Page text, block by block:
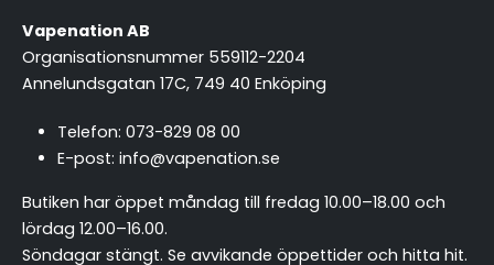
Vapenation AB
Organisationsnummer 559112-2204
Annelundsgatan 17C, 749 40 Enköping
Telefon: 073-829 08 00
E-post: info@vapenation.se
Butiken har öppet måndag till fredag 10.00–18.00 och
lördag 12.00–16.00.
Söndagar stängt. Se avvikande öppettider och hitta hit.